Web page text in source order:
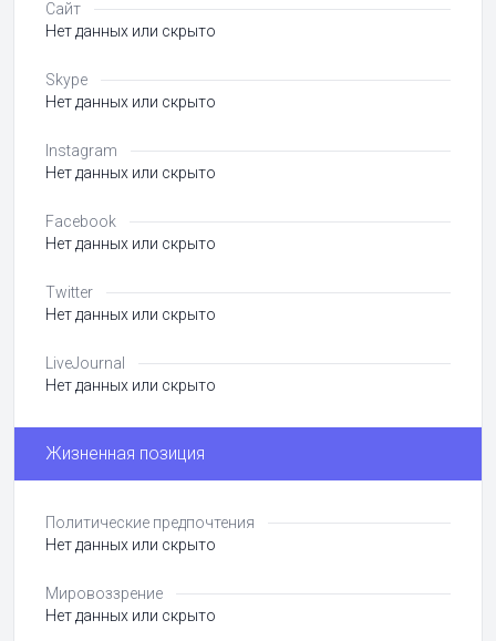
Сайт
Нет данных или скрыто
Skype
Нет данных или скрыто
Instagram
Нет данных или скрыто
Facebook
Нет данных или скрыто
Twitter
Нет данных или скрыто
LiveJournal
Нет данных или скрыто
Жизненная позиция
Политические предпочтения
Нет данных или скрыто
Мировоззрение
Нет данных или скрыто